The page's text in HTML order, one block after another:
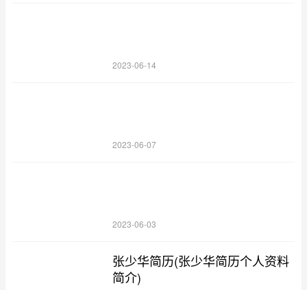
2023-06-14
2023-06-07
2023-06-03
张少华简历(张少华简历个人资料
简介)